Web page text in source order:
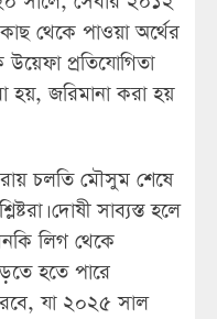
থেকে পাওয়া অর্থের
উয়েফা প্রতিযোগিতা
হয়, জরিমানা করা হয়
চলতি মৌসুম শেষে
দোষী সাব্যস্ত হলে
লিগ থেকে
হতে পারে
যা ২০২৫ সাল